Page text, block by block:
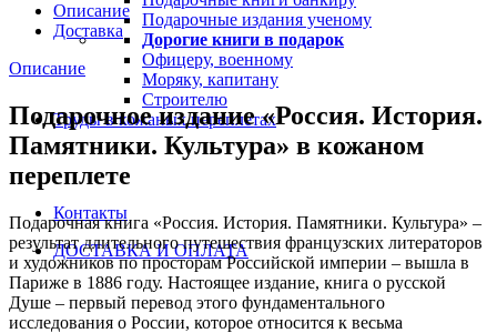
Подарочные издания ученому
Дорогие книги в подарок
Офицеру, военному
Моряку, капитану
Строителю
Труды в кожаных переплетах
Контакты
ДОСТАВКА И ОПЛАТА
Описание
Доставка
Описание
Подарочное издание «Россия. История.
Памятники. Культура» в кожаном
переплете
Подарочная книга «Россия. История. Памятники. Культура» –
результат длительного путешествия французских литераторов
и художников по просторам Российской империи – вышла в
Париже в 1886 году. Настоящее издание, книга о русской
Душе – первый перевод этого фундаментального
исследования о России, которое относится к весьма